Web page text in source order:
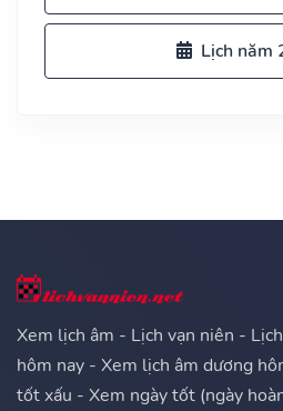
Lịch năm
Xem lịch âm - Lịch vạn niên -
hôm nay - Xem lịch âm dương
tốt xấu - Xem ngày tốt (ngày